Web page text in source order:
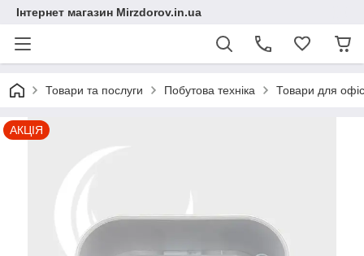
Інтернет магазин Mirzdorov.in.ua
Товари та послуги Побутова техніка Товари для
АКЦІЯ